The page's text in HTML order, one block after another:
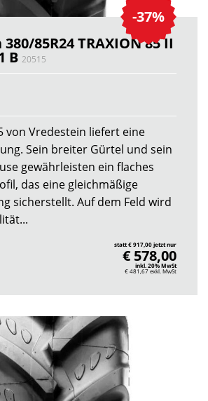
-37%
85R24 TRAXION 85 II
B 20515
von Vredestein liefert eine
Sein breiter Gürtel und sein
gewährleisten ein flaches
das eine gleichmäßige
sicherstellt. Auf dem Feld wird
statt € 917,00 jetzt nur
€ 578,00
inkl. 20% MwSt
€ 481,67exkl. MwSt